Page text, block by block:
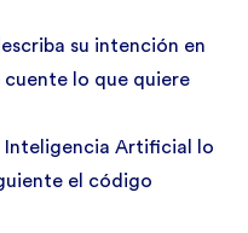
su intención en
cuente lo que quiere
Inteligencia Artificial lo
el código